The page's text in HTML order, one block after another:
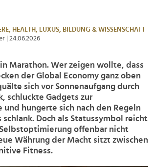
HEALTH, LUXUS, BILDUNG & WISSENSCHAFT
| 24.06.2026
Marathon. Wer zeigen wollte, dass
der Global Economy ganz oben
sich vor Sonnenaufgang durch
schluckte Gadgets zur
und hungerte sich nach den Regeln
schlank. Doch als Statussymbol reicht
offenbar nicht
Währung der Macht sitzt zwischen
Fitness.